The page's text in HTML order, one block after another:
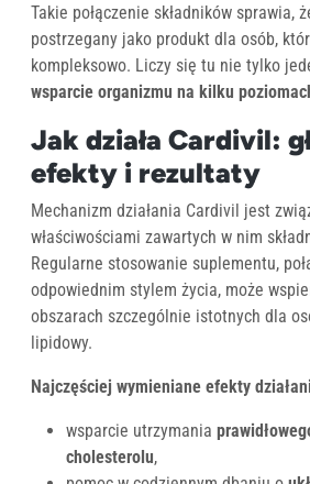
Takie połączenie składników sprawia,
postrzegany jako produkt dla osób,
kompleksowo. Liczy się tu nie tylko
wsparcie organizmu na kilku
Jak działa Cardivil:
efekty i rezultaty
Mechanizm działania Cardivil jest
właściwościami zawartych w nim
Regularne stosowanie suplementu,
odpowiednim stylem życia, może
obszarach szczególnie istotnych dla
lipidowy.
Najczęściej wymieniane efekty
wsparcie utrzymania
cholesterolu,